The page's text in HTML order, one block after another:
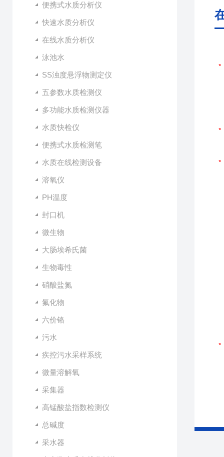
便携式水质分析仪
快速水质分析仪
在线水质分析仪
泳池水
SS浊度悬浮物测定仪
五参数水质检测仪
多功能水质检测仪器
水质快检仪
便携式水质检测笔
水质在线检测设备
溶氧仪
PH温度
封口机
微生物
大肠埃希氏菌
生物毒性
硝酸盐氮
氟化物
六价铬
污水
疾控污水采样系统
微量溶解氧
采集器
高锰酸盐指数检测仪
总碱度
采水器